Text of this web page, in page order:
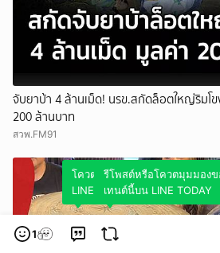
จับยาบ้า 4 ล้านเม็ด! นรข.สกัดล็อตใหญ่ริมโ
200 ล้านบาท
สวพ.FM91
1
โควตมุมมองของคุณผ่านคอนเท
LINE TODAY
รีโพสต์หรือโควตมุมมอง
เทนต์นี้บน LINE TODAY